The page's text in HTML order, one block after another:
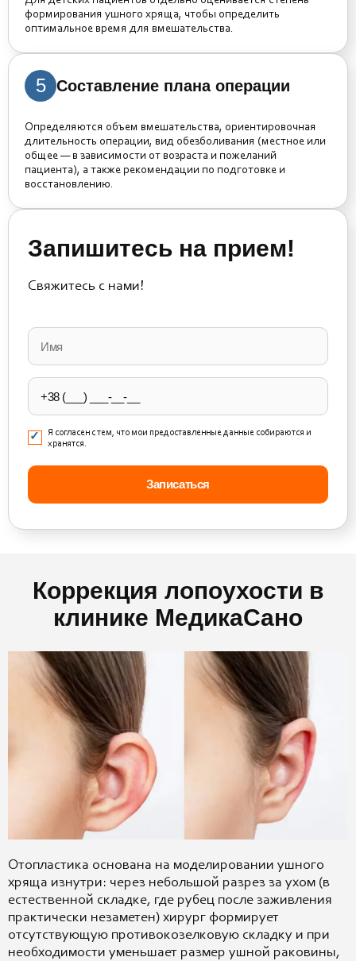
формирования ушного хряща, чтобы определить
оптимальное время для вмешательства.
5 Составление плана операции
Определяются объем вмешательства, ориентировочная
длительность операции, вид обезболивания (местное или
общее — в зависимости от возраста и пожеланий
пациента), а также рекомендации по подготовке и
восстановлению.
Запишитесь на прием!
Свяжитесь с нами!
leave
this
field
empty.
Я согласен с тем, что мои предоставленные данные собираются и
хранятся.
Коррекция лопоухости в
клинике МедикаСано
Отопластика основана на моделировании ушного
хряща изнутри: через небольшой разрез за ухом (в
естественной складке, где рубец после заживления
практически незаметен) хирург формирует
отсутствующую противокозелковую складку и при
необходимости уменьшает размер ушной раковины,